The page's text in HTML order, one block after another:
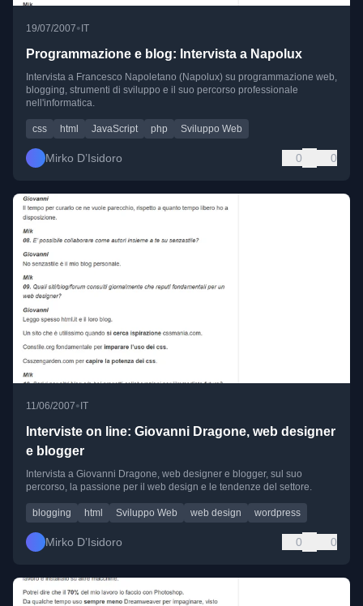
19/07/2007• IT
Programmazione e blog: Intervista a Napolux
Intervista a Francesco Napoletano (Napolux) su programmazione web,
blogging, strumenti di sviluppo e il suo percorso professionale
nell'informatica.
css html JavaScript php Sviluppo Web
Mirko D’Isidoro 0 0
11/06/2007• IT
Interviste on line: Giovanni Dragone, web designer
e blogger
Intervista a Giovanni Dragone, web designer e blogger, sul suo
percorso, la passione per il web design e le tendenze del settore.
blogging html Sviluppo Web web design wordpress
Mirko D’Isidoro 0 0